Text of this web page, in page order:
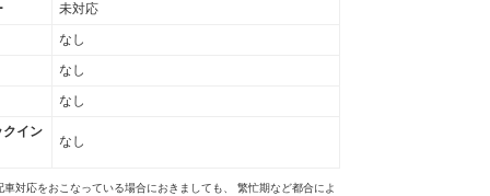
未対応
なし
なし
なし
クイン
なし
対応をおこなっている場合におきましても、 繁忙期など都合によ